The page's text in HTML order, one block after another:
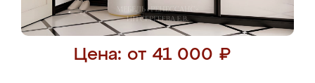
Цена: от 41 000 ₽